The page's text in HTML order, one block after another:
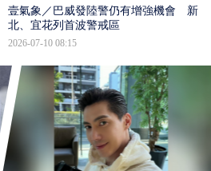
壹氣象／巴威發陸警仍有增強機會 新
北、宜花列首波警戒區
2026-07-10 08:15